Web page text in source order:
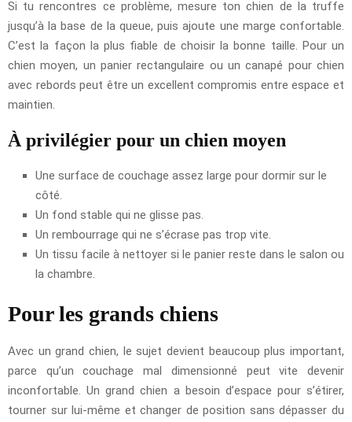
Si tu rencontres ce problème, mesure ton chien de la truffe
jusqu’à la base de la queue, puis ajoute une marge confortable.
C’est la façon la plus fiable de choisir la bonne taille. Pour un
chien moyen, un panier rectangulaire ou un canapé pour chien
avec rebords peut être un excellent compromis entre espace et
maintien.
À privilégier pour un chien moyen
Une surface de couchage assez large pour dormir sur le
côté.
Un fond stable qui ne glisse pas.
Un rembourrage qui ne s’écrase pas trop vite.
Un tissu facile à nettoyer si le panier reste dans le salon ou
la chambre.
Pour les grands chiens
Avec un grand chien, le sujet devient beaucoup plus important,
parce qu’un couchage mal dimensionné peut vite devenir
inconfortable. Un grand chien a besoin d’espace pour s’étirer,
tourner sur lui-même et changer de position sans dépasser du